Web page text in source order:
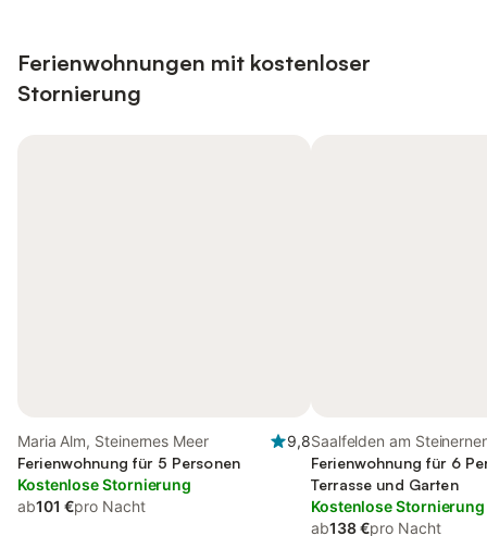
Ferienwohnungen mit kostenloser
Stornierung
Maria Alm, Steinernes Meer
9,8
Ferienwohnung für 5 Personen
Kostenlose Stornierung
ab101 €pro Nacht
Saalfelden am
Steinernes Meer
Ferienwohnung für 6
Terrasse und Garten
Kostenlose Stornierung
ab138 €pro Nacht